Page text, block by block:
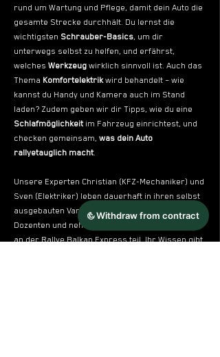
rund um Wartung und Pflege, damit dein Auto die
gesamte Strecke durchhält. Du lernst die
wichtigsten Schrauber-Basics, um dir
unterwegs selbst zu helfen, und erfährst,
welches Werkzeug wirklich sinnvoll ist. Auch das
Thema Komfortelektrik wird behandelt – wie
kannst du Handy und Kamera auch im Stand
laden? Zudem geben wir dir Tipps, wie du eine
Schlafmöglichkeit im Fahrzeug einrichtest, und
checken gemeinsam, was dein Auto
rallyetauglich macht.
Unsere Experten Christian (KFZ-Mechaniker) und
Sven (Elektriker) leben dauerhaft in ihren selbst
ausgebauten Vans, sind erfahrene Busbastler-
Dozenten und nehmen mit ihren eigenen PKWs
an der Rallye Balkan Express teil. Ihr Wissen gibt